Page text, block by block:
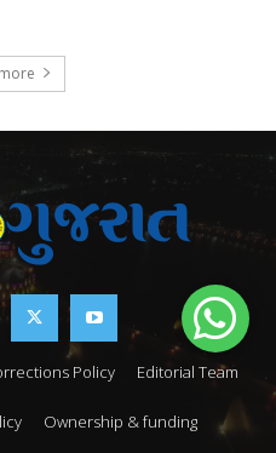
Policy Editorial Team
Ownership & funding